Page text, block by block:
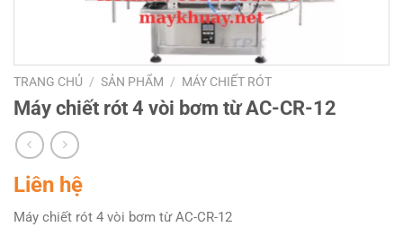
TRANG CHỦ / SẢN PHẨM / MÁY CHIẾT RÓT
Máy chiết rót 4 vòi bơm từ AC-CR-12
Liên hệ
Máy chiết rót 4 vòi bơm từ AC-CR-12